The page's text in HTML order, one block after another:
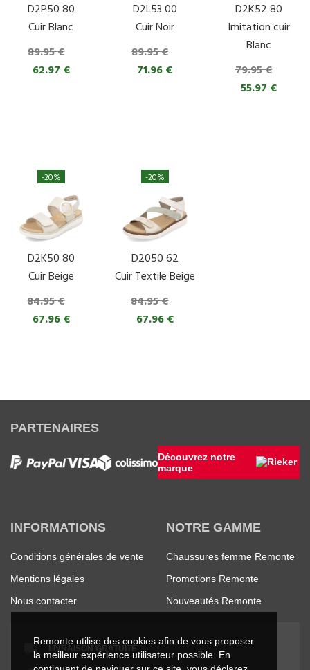
Remonte utilise des cookies afin de vous proposer
la meilleur expérience utilisateur possible. En
D2P50 80
Cuir Blanc
89.95 €
62.97 €
D2L53 00
Cuir Noir
89.95 €
71.96 €
D2K52 80
Imitation cuir
Blanc
79.95 €
55.97 €
D2K50 80
Cuir Beige
84.95 €
67.96 €
-20%
D2050 62
Cuir Textile Beige
84.95 €
67.96 €
-20%
PARTENAIRES
Découvrez notre
marque
INFORMATIONS
Conditions générales de vente
Mentions légales
Nous contacter
NOTRE GAMME
Chaussures femme Remonte
Promotions Remonte
Nouveautés Remonte
LIVRAISON GRATUITE